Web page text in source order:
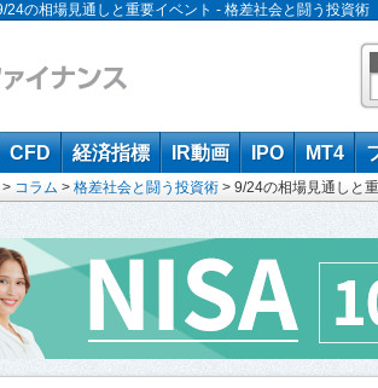
24の相場見通しと重要イベント - 格差社会と闘う投資術
CFD 経済指標 IR動画 IPO MT4
> コラム > 格差社会と闘う投資術 > 9/24の相場見通しと